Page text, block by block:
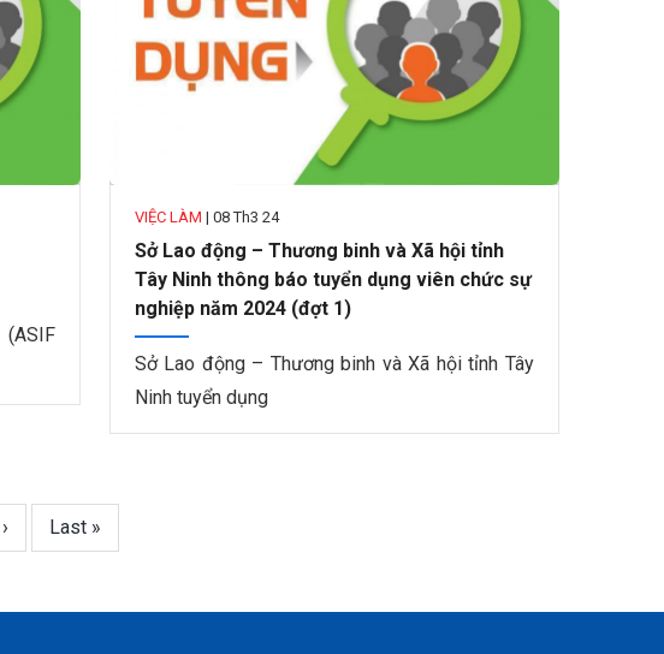
VIỆC LÀM | 08 Th3 24
Sở Lao động – Thương binh và Xã hội tỉnh
Tây Ninh thông báo tuyển dụng viên chức sự
nghiệp năm 2024 (đợt 1)
Sở Lao động – Thương binh và Xã hội tỉnh Tây
Ninh tuyển dụng
Last
Last »